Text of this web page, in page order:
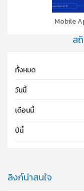
Mobile
ส
ทั้งหมด
วันนี้
เดือนนี้
ปีนี้
ลิงก์น่าสนใจ